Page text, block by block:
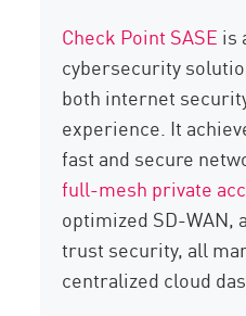
Check Point SASE is
cybersecurity
both internet
experience. It
fast and secure
full-mesh private
optimized SD-WAN,
trust security, all
centralized cloud